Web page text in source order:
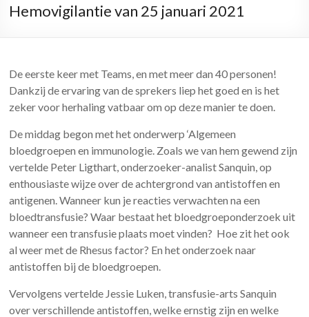
Hemovigilantie van 25 januari 2021
De eerste keer met Teams, en met meer dan 40 personen!
Dankzij de ervaring van de sprekers liep het goed en is het
zeker voor herhaling vatbaar om op deze manier te doen.
De middag begon met het onderwerp ‘Algemeen
bloedgroepen en immunologie. Zoals we van hem gewend zijn
vertelde Peter Ligthart, onderzoeker-analist Sanquin, op
enthousiaste wijze over de achtergrond van antistoffen en
antigenen. Wanneer kun je reacties verwachten na een
bloedtransfusie? Waar bestaat het bloedgroeponderzoek uit
wanneer een transfusie plaats moet vinden? Hoe zit het ook
al weer met de Rhesus factor? En het onderzoek naar
antistoffen bij de bloedgroepen.
Vervolgens vertelde Jessie Luken, transfusie-arts Sanquin
over verschillende antistoffen, welke ernstig zijn en welke